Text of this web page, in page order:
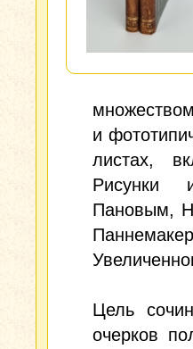
и
листах,
Рисунки
Пановым,
Цель
очерков